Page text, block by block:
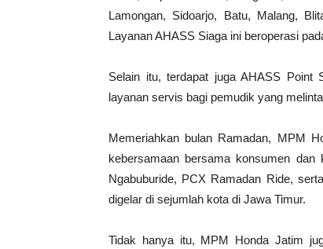
Lamongan, Sidoarjo, Batu, Malang,
Layanan AHASS Siaga ini beroperasi
Selain itu, terdapat juga AHASS
layanan servis bagi pemudik yang
Memeriahkan bulan Ramadan, MPM
kebersamaan bersama konsumen
Ngabuburide, PCX Ramadan Ride,
digelar di sejumlah kota di Jawa Timur.
Tidak hanya itu, MPM Honda Jatim